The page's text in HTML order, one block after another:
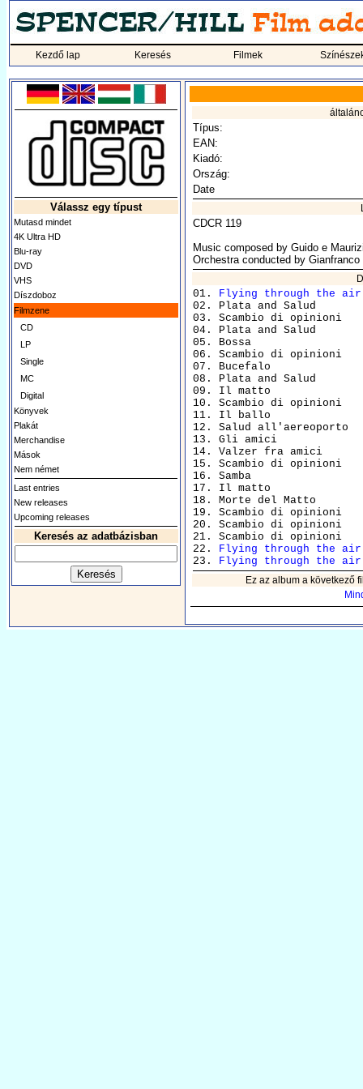
Kezdő lap Keresés Filmek
Válassz egy típust
Mutasd mindet
4K Ultra HD
Blu-ray
DVD
VHS
Díszdoboz
Filmzene
CD
LP
Single
MC
Digital
Könyvek
Plakát
Merchandise
Mások
Nem német
Last entries
New releases
Upcoming releases
Keresés az adatbázisban
Típus:
EAN:
Kiadó:
Ország:
Date
CDCR 119
Music composed by Guido e
Orchestra conducted by Gianfranco
01. Flying through the air
02. Plata and Salud 				    4:52
03. Scambio di opinioni 			    1:49
04. Plata and Salud 				    0:59
05. Bossa 					    2:20
06. Scambio di opinioni 			    1:52
07. Bucefalo 					    2:41
08. Plata and Salud 				    2:10
09. Il matto 					    1:44
10. Scambio di opinioni 			    2:38
11. Il ballo 					    2:24
12. Salud all'aereoporto 			    2:06
13. Gli amici 					    3:51
14. Valzer fra amici 				    2:06
15. Scambio di opinioni 			    1:58
16. Samba 					    1:55
17. Il matto 					    1:31
18. Morte del Matto 				    1:41
19. Scambio di opinioni 			    1:28
20. Scambio di opinioni 			    2:14
21. Scambio di opinioni 			    2:42
22. Flying through the air
23. Flying through the air
Ez az album a következő